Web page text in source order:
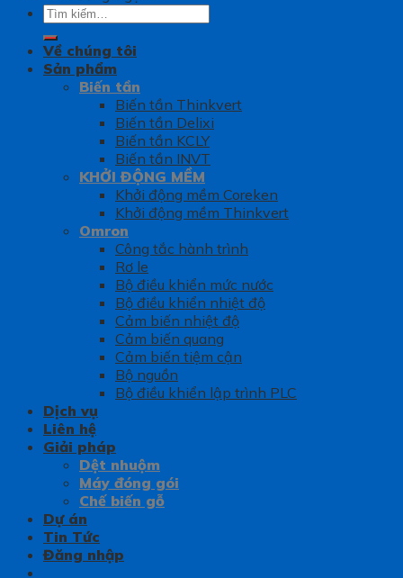
Tìm
Về chúng tôi
Sản phẩm
Biến tần
Biến tần Thinkvert
Biến tần Delixi
Biến tần KCLY
Biến tần INVT
KHỞI ĐỘNG MỀM
Khởi động mềm Coreken
Khởi động mềm Thinkvert
Omron
Công tắc hành trình
Rơ le
Bộ điều khiển mức nước
Bộ điều khiển nhiệt độ
Cảm biến nhiệt độ
Cảm biến quang
Cảm biến tiệm cận
Bộ nguồn
Bộ điều khiển lập trình PLC
Dịch vụ
Liên hệ
Giải pháp
Dệt nhuộm
Máy đóng gói
Chế biến gỗ
Dự án
Tin Tức
Đăng nhập